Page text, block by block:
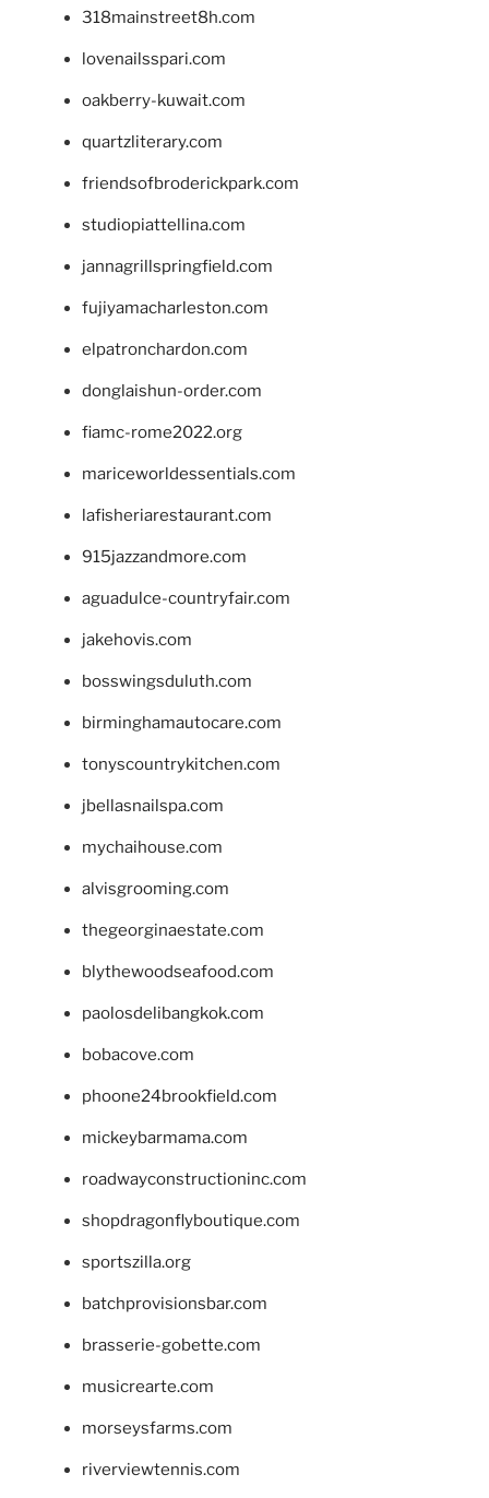
318mainstreet8h.com
lovenailsspari.com
oakberry-kuwait.com
quartzliterary.com
friendsofbroderickpark.com
studiopiattellina.com
jannagrillspringfield.com
fujiyamacharleston.com
elpatronchardon.com
donglaishun-order.com
fiamc-rome2022.org
mariceworldessentials.com
lafisheriarestaurant.com
915jazzandmore.com
aguadulce-countryfair.com
jakehovis.com
bosswingsduluth.com
birminghamautocare.com
tonyscountrykitchen.com
jbellasnailspa.com
mychaihouse.com
alvisgrooming.com
thegeorginaestate.com
blythewoodseafood.com
paolosdelibangkok.com
bobacove.com
phoone24brookfield.com
mickeybarmama.com
roadwayconstructioninc.com
shopdragonflyboutique.com
sportszilla.org
batchprovisionsbar.com
brasserie-gobette.com
musicrearte.com
morseysfarms.com
riverviewtennis.com